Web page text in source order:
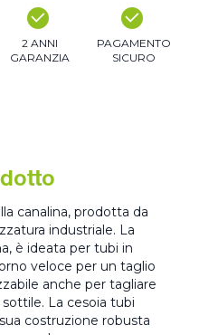
2 ANNI
GARANZIA
PAGAMENTO
SICURO
canalina, prodotta da
industriale. La
è ideata per tubi in
veloce per un taglio
anche per tagliare
La cesoia tubi
costruzione robusta